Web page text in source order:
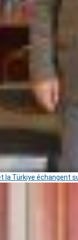
la Türkiye échangent